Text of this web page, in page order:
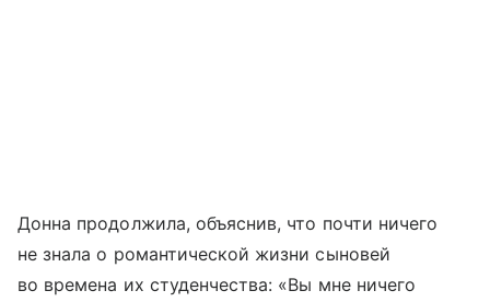
Донна продолжила, объяснив, что почти ничего
не знала о романтической жизни сыновей
во времена их студенчества: «Вы мне ничего